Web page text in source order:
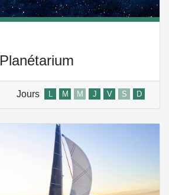
Planétarium
Jours L M M J V S D